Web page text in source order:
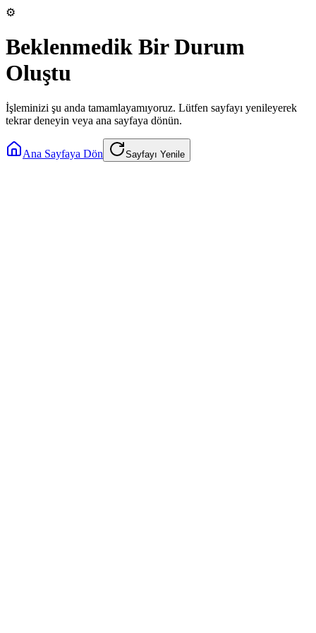
⚙️
Beklenmedik Bir Durum
Oluştu
İşleminizi şu anda tamamlayamıyoruz. Lütfen sayfayı yenileyerek
tekrar deneyin veya ana sayfaya dönün.
Ana Sayfaya Dön Sayfayı Yenile